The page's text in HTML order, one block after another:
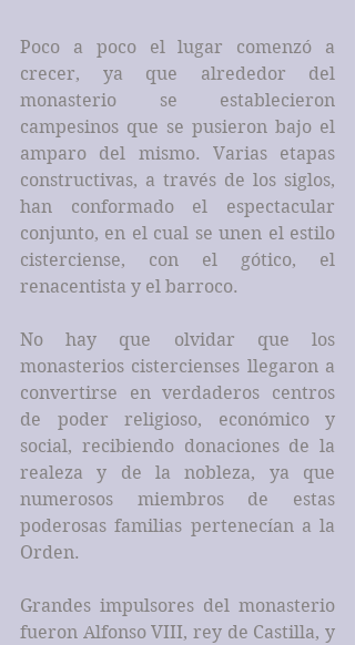
Poco a poco el lugar comenzó a
crecer, ya que alrededor del
monasterio se establecieron
campesinos que se pusieron bajo el
amparo del mismo. Varias etapas
constructivas, a través de los siglos,
han conformado el espectacular
conjunto, en el cual se unen el estilo
cisterciense, con el gótico, el
renacentista y el barroco.
No hay que olvidar que los
monasterios cistercienses llegaron a
convertirse en verdaderos centros
de poder religioso, económico y
social, recibiendo donaciones de la
realeza y de la nobleza, ya que
numerosos miembros de estas
poderosas familias pertenecían a la
Orden.
Grandes impulsores del monasterio
fueron Alfonso VIII, rey de Castilla, y